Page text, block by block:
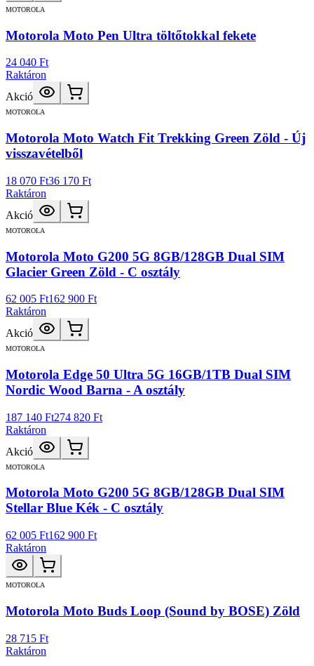
MOTOROLA
Motorola Moto Pen Ultra töltőtokkal fekete
24 040 Ft
Raktáron
Akció
MOTOROLA
Motorola Moto Watch Fit Trekking Green Zöld - Új
visszavételből
18 070 Ft36 170 Ft
Raktáron
Akció
MOTOROLA
Motorola Moto G200 5G 8GB/128GB Dual SIM
Glacier Green Zöld - C osztály
62 005 Ft162 900 Ft
Raktáron
Akció
MOTOROLA
Motorola Edge 50 Ultra 5G 16GB/1TB Dual SIM
Nordic Wood Barna - A osztály
187 140 Ft274 820 Ft
Raktáron
Akció
MOTOROLA
Motorola Moto G200 5G 8GB/128GB Dual SIM
Stellar Blue Kék - C osztály
62 005 Ft162 900 Ft
Raktáron
MOTOROLA
Motorola Moto Buds Loop (Sound by BOSE) Zöld
28 715 Ft
Raktáron